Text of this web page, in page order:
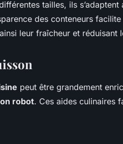
tailles, ils
des conteneurs
leur fraîcheur et réduisant
peut être grandement
robot. Ces aides culinaires